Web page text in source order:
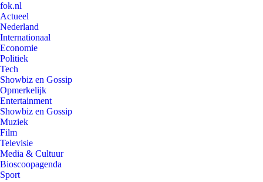
fok.nl
Actueel
Nederland
Internationaal
Economie
Politiek
Tech
Showbiz en Gossip
Opmerkelijk
Entertainment
Showbiz en Gossip
Muziek
Film
Televisie
Media & Cultuur
Bioscoopagenda
Sport